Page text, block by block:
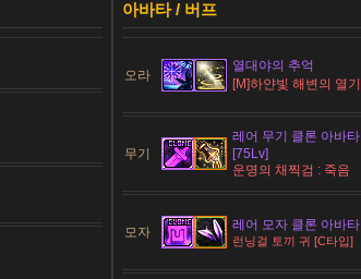
오라
열대야의 추억
[M]하얀빛 해변의 열기
무기
레어 무기 클론 아바타
[75Lv]
운명의 채찍검 : 죽음
모자 레어 모자 클론 아바타
런닝걸 토끼 귀 [C타입]